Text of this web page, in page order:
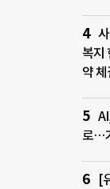
복지
약 체
로…
[